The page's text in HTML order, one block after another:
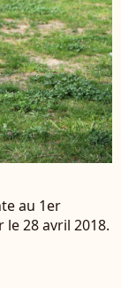
au 1er
le 28 avril 2018.